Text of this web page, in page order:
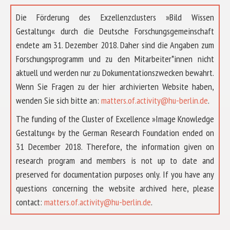
Die Förderung des Exzellenzclusters »Bild Wissen
Gestaltung« durch die Deutsche Forschungsgemeinschaft
endete am 31. Dezember 2018. Daher sind die Angaben zum
Forschungsprogramm und zu den Mitarbeiter*innen nicht
aktuell und werden nur zu Dokumentationszwecken bewahrt.
Wenn Sie Fragen zu der hier archivierten Website haben,
wenden Sie sich bitte an: matters.of.activity@hu-berlin.de.
The funding of the Cluster of Excellence »Image Knowledge
Gestaltung« by the German Research Foundation ended on
31 December 2018. Therefore, the information given on
research program and members is not up to date and
preserved for documentation purposes only. If you have any
questions concerning the website archived here, please
contact: matters.of.activity@hu-berlin.de.
ÜBER UNS